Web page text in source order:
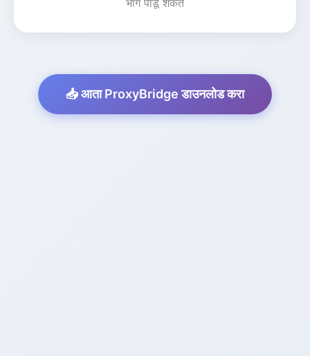
भाग पाडू शकते
📥 आता ProxyBridge डाउनलोड करा